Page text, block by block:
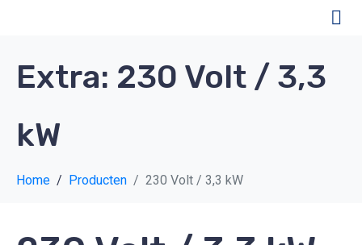
Extra: 230 Volt / 3,3
kW
Home Producten 230 Volt / 3,3 kW